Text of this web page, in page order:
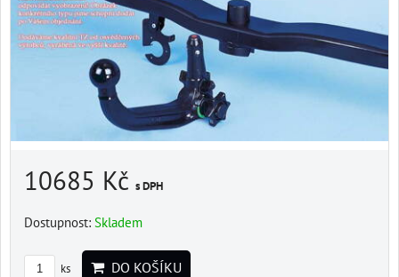
10685 Kč s DPH
Dostupnost: Skladem
ks DO KOŠÍKU